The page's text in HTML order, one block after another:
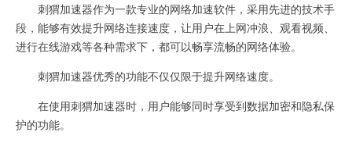
刺猬加速器作为一款专业的网络加速软件，采用先进的技术手
段，能够有效提升网络连接速度，让用户在上网冲浪、观看视频、
进行在线游戏等各种需求下，都可以畅享流畅的网络体验。
刺猬加速器优秀的功能不仅仅限于提升网络速度。
在使用刺猬加速器时，用户能够同时享受到数据加密和隐私保
护的功能。